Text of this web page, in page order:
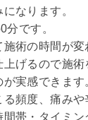
なります。
分です。
術の時間が変
げるので施
実感できます
頻度、痛みや
帯・タイミン